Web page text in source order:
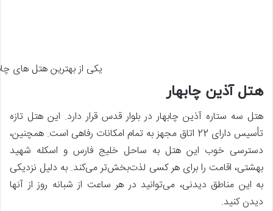
یکی از بهترین هتل های
هتل آذین چابهار
هتل سه ستاره آذین چابهار در بلوار قدس قرار دارد. این هتل تازه
تأسیس دارای 22 اتاق مجهز به تمام امکانات رفاهی است. همچنین،
دسترسی خوب این هتل به ساحل خلیج فارس و اسکله شهید
بهشتی، اقامت را برای هر کسی لذت‌بخش‌تر می‌کند. به دلیل نزدیکی
به این مناطق دیدنی، می‌توانید در هر ساعت از شبانه روز از آنها
دیدن کنید.